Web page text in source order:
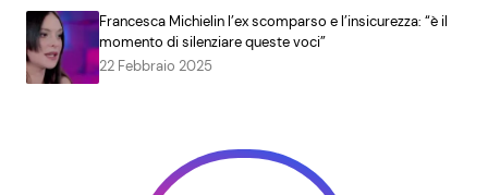
Francesca Michielin l’ex scomparso e l’insicurezza: “è il
momento di silenziare queste voci”
22 Febbraio 2025